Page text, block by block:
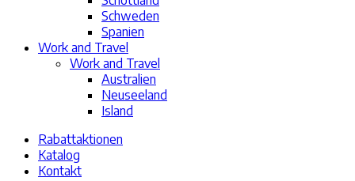
Schweden
Spanien
Work and Travel
Work and Travel
Australien
Neuseeland
Island
Rabattaktionen
Katalog
Kontakt